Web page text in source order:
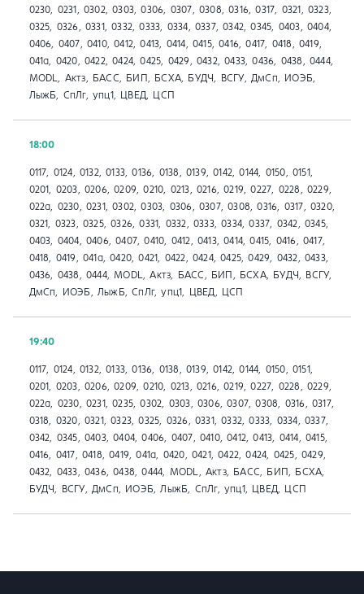
0230, 0231, 0302, 0303, 0306, 0307, 0308, 0316, 0317, 0321, 0323,
0325, 0326, 0331, 0332, 0333, 0334, 0337, 0342, 0345, 0403, 0404,
0406, 0407, 0410, 0412, 0413, 0414, 0415, 0416, 0417, 0418, 0419,
041a, 0420, 0422, 0424, 0425, 0429, 0432, 0433, 0436, 0438, 0444,
MODL, Актз, БАСС, БИП, БСХА, БУДЧ, ВСГУ, ДмСп, ИОЭБ,
ЛыжБ, СпЛг, упц1, ЦВЕД, ЦСП
18:00
0117, 0124, 0132, 0133, 0136, 0138, 0139, 0142, 0144, 0150, 0151,
0201, 0203, 0206, 0209, 0210, 0213, 0216, 0219, 0227, 0228, 0229,
022а, 0230, 0231, 0302, 0303, 0306, 0307, 0308, 0316, 0317, 0320,
0321, 0323, 0325, 0326, 0331, 0332, 0333, 0334, 0337, 0342, 0345,
0403, 0404, 0406, 0407, 0410, 0412, 0413, 0414, 0415, 0416, 0417,
0418, 0419, 041a, 0420, 0421, 0422, 0424, 0425, 0429, 0432, 0433,
0436, 0438, 0444, MODL, Актз, БАСС, БИП, БСХА, БУДЧ, ВСГУ,
ДмСп, ИОЭБ, ЛыжБ, СпЛг, упц1, ЦВЕД, ЦСП
19:40
0117, 0124, 0132, 0133, 0136, 0138, 0139, 0142, 0144, 0150, 0151,
0201, 0203, 0206, 0209, 0210, 0213, 0216, 0219, 0227, 0228, 0229,
022а, 0230, 0231, 0235, 0302, 0303, 0306, 0307, 0308, 0316, 0317,
0318, 0320, 0321, 0323, 0325, 0326, 0331, 0332, 0333, 0334, 0337,
0342, 0345, 0403, 0404, 0406, 0407, 0410, 0412, 0413, 0414, 0415,
0416, 0417, 0418, 0419, 041a, 0420, 0421, 0422, 0424, 0425, 0429,
0432, 0433, 0436, 0438, 0444, MODL, Актз, БАСС, БИП, БСХА,
БУДЧ, ВСГУ, ДмСп, ИОЭБ, ЛыжБ, СпЛг, упц1, ЦВЕД, ЦСП